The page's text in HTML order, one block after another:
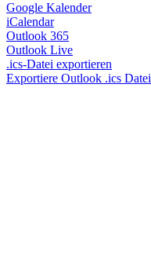
Google Kalender
iCalendar
Outlook 365
Outlook Live
.ics-Datei exportieren
Exportiere Outlook .ics Datei